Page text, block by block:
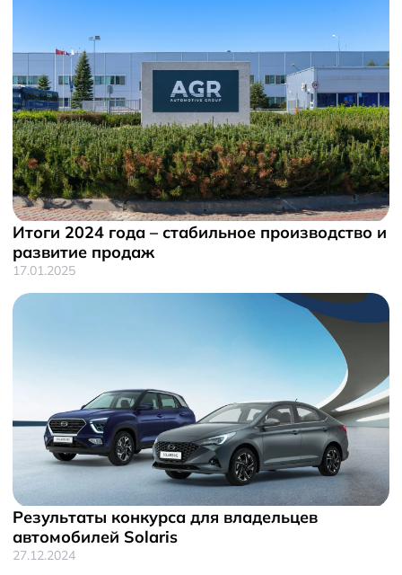
Итоги 2024 года – стабильное производство и
развитие продаж
17.01.2025
Результаты конкурса для владельцев
автомобилей Solaris
27.12.2024